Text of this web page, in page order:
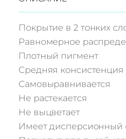
ч
е
с
т
в
о
т
о
в
а
р
Покрытие в 2 тонких
Равномерное
Плотный пигмент
Средняя консистенция
Самовыравнивается
Не растекается
Не выцветает
Имеет дисперсионный